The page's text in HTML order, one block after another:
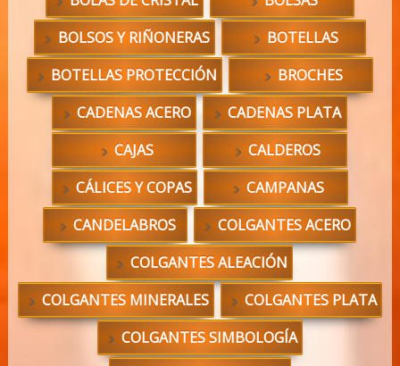
BOLSOS Y RIÑONERAS
BOTELLAS
BOTELLAS PROTECCIÓN
BROCHES
CADENAS ACERO
CADENAS PLATA
CAJAS
CALDEROS
CÁLICES Y COPAS
CAMPANAS
CANDELABROS
COLGANTES ACERO
COLGANTES ALEACIÓN
COLGANTES MINERALES
COLGANTES PLATA
COLGANTES SIMBOLOGÍA